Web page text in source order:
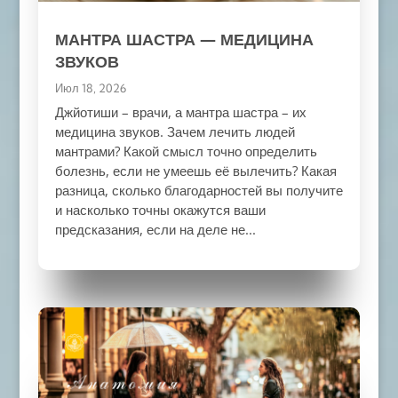
МАНТРА ШАСТРА — МЕДИЦИНА
ЗВУКОВ
Июл 18, 2026
Джйотиши – врачи, а мантра шастра – их
медицина звуков. Зачем лечить людей
мантрами? Какой смысл точно определить
болезнь, если не умеешь её вылечить? Какая
разница, сколько благодарностей вы получите
и насколько точны окажутся ваши
предсказания, если на деле не...